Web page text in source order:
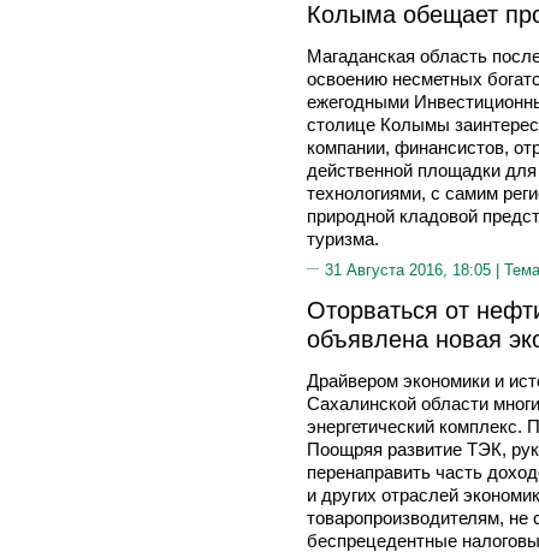
Колыма обещает
Магаданская область
освоению несметных
ежегодными
столице Колымы
компании, финансистов,
действенной площадки
технологиями, с самим
природной кладовой
туризма.
31 Августа 2016, 18:05 |
Оторваться от
объявлена новая
Драйвером экономики и
Сахалинской области
энергетический
Поощряя развитие ТЭК,
перенаправить часть
и других отраслей
товаропроизводителям,
беспрецедентные